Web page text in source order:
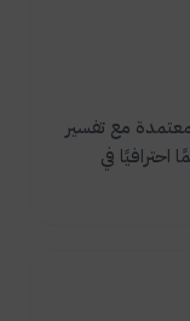
مع تفسير
في